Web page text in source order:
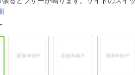
よくある質問・お問合せ